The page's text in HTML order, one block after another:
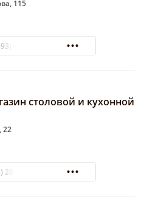
115
4-38-48
столовой и кухонной
22
281-49-00